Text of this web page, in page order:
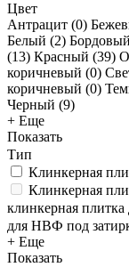
Цвет
Антрацит (0)
Белый (2)
(13) Красный (39)
коричневый (0)
коричневый (0)
Черный (9)
+ Еще
Показать
Тип
Клинкерная
Клинкерная
клинкерная
для НВФ под
+ Еще
Показать